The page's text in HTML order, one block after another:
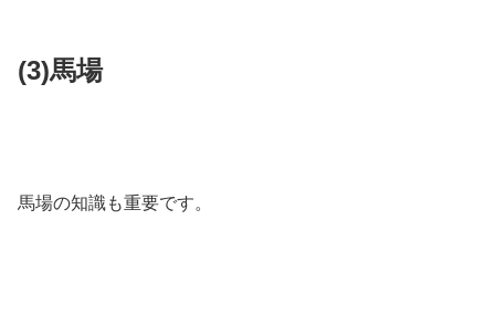
(3)馬場
馬場の知識も重要です。